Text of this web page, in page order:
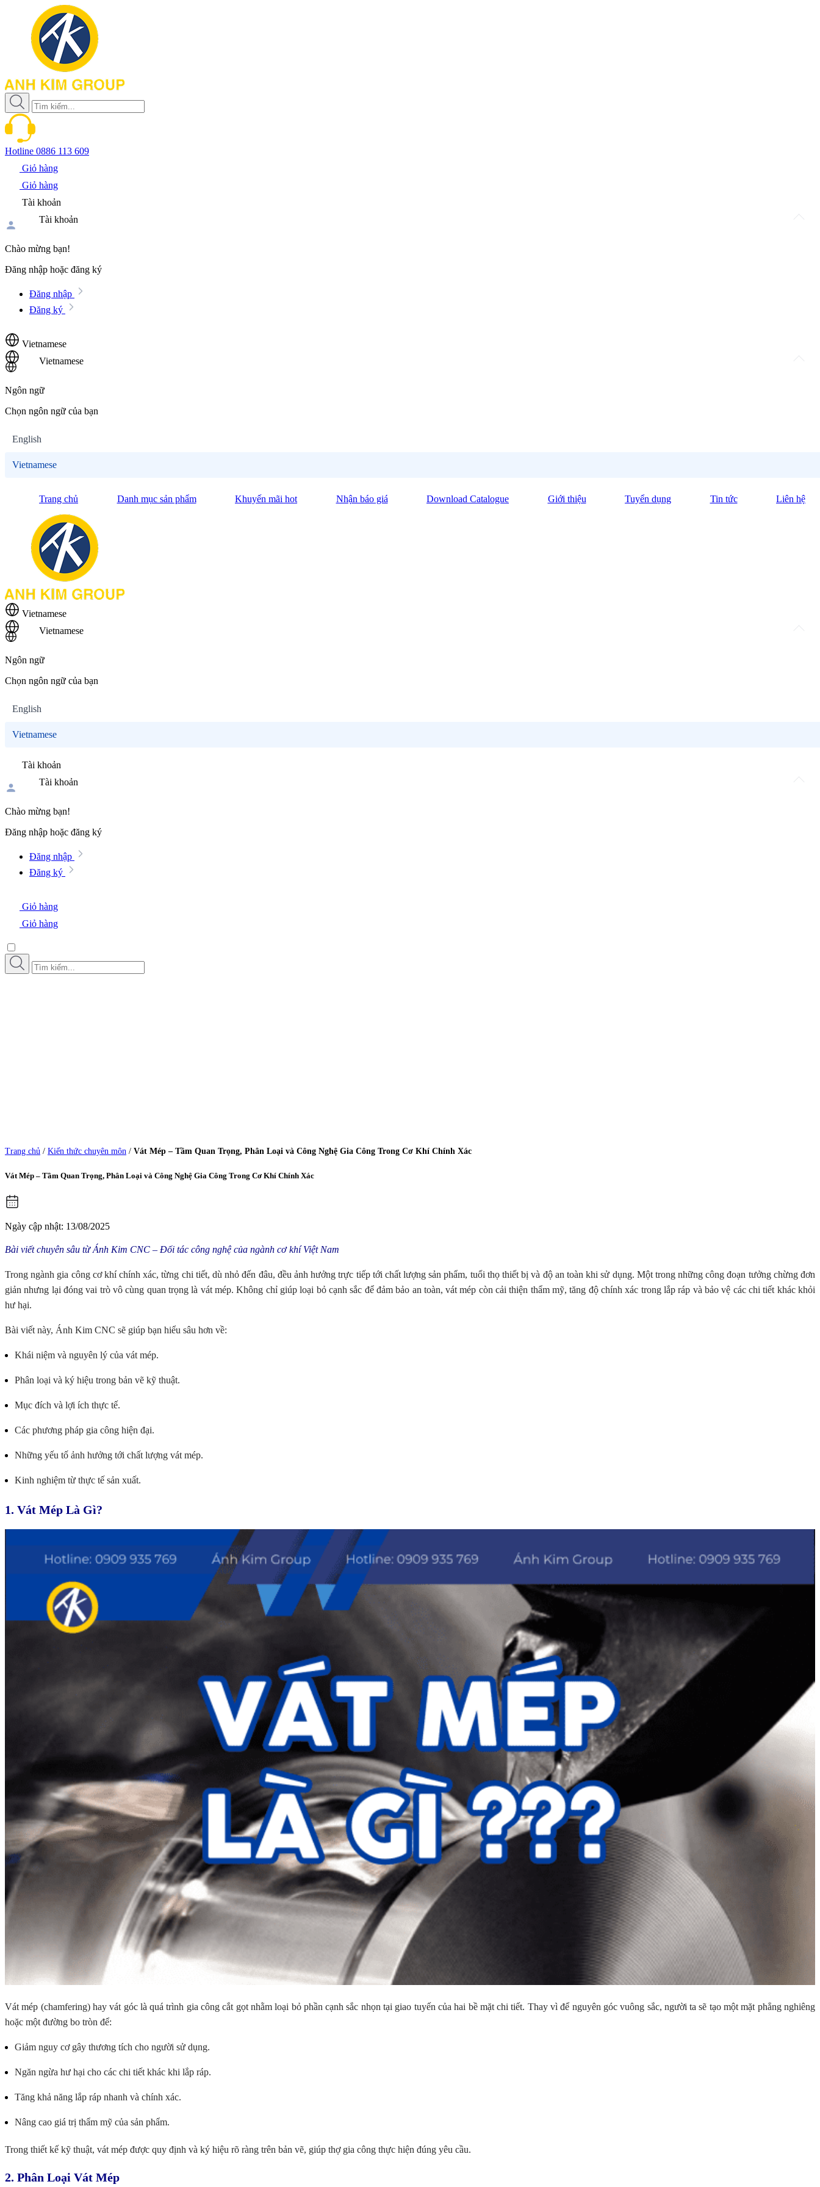
Hotline 0886 113 609
Giỏ hàng
Giỏ hàng
Tài khoản
Tài khoản
Chào mừng bạn!
Đăng nhập hoặc đăng ký
Đăng nhập
Đăng ký
Vietnamese
Vietnamese
Ngôn ngữ
Chọn ngôn ngữ của bạn
English
Vietnamese
Trang chủ Danh mục sản phẩm Khuyến mãi hot Nhận báo giá Download Catalogue Giới thiệu Tuyển dụng Tin tức Liên hệ
Vietnamese
Vietnamese
Ngôn ngữ
Chọn ngôn ngữ của bạn
English
Vietnamese
Tài khoản
Tài khoản
Chào mừng bạn!
Đăng nhập hoặc đăng ký
Đăng nhập
Đăng ký
Giỏ hàng
Giỏ hàng
Trang chủ / Kiến thức chuyên môn / Vát Mép – Tầm Quan Trọng, Phân Loại và Công Nghệ Gia Công Trong Cơ Khí Chính Xác
Vát Mép – Tầm Quan Trọng, Phân Loại và Công Nghệ Gia Công Trong Cơ Khí Chính Xác
Ngày cập nhật: 13/08/2025
Bài viết chuyên sâu từ Ánh Kim CNC – Đối tác công nghệ của ngành cơ khí Việt Nam
Trong ngành gia công cơ khí chính xác, từng chi tiết, dù nhỏ đến đâu, đều ảnh hưởng trực tiếp tới chất lượng sản phẩm, tuổi thọ thiết bị và độ an toàn khi sử dụng. Một trong những công đoạn tưởng chừng đơn
giản nhưng lại đóng vai trò vô cùng quan trọng là vát mép. Không chỉ giúp loại bỏ cạnh sắc để đảm bảo an toàn, vát mép còn cải thiện thẩm mỹ, tăng độ chính xác trong lắp ráp và bảo vệ các chi tiết khác khỏi
hư hại.
Bài viết này, Ánh Kim CNC sẽ giúp bạn hiểu sâu hơn về:
Khái niệm và nguyên lý của vát mép.
Phân loại và ký hiệu trong bản vẽ kỹ thuật.
Mục đích và lợi ích thực tế.
Các phương pháp gia công hiện đại.
Những yếu tố ảnh hưởng tới chất lượng vát mép.
Kinh nghiệm từ thực tế sản xuất.
1. Vát Mép Là Gì?
Vát mép (chamfering) hay vát góc là quá trình gia công cắt gọt nhằm loại bỏ phần cạnh sắc nhọn tại giao tuyến của hai bề mặt chi tiết. Thay vì để nguyên góc vuông sắc, người ta sẽ tạo một mặt phẳng nghiêng
hoặc một đường bo tròn để:
Giảm nguy cơ gây thương tích cho người sử dụng.
Ngăn ngừa hư hại cho các chi tiết khác khi lắp ráp.
Tăng khả năng lắp ráp nhanh và chính xác.
Nâng cao giá trị thẩm mỹ của sản phẩm.
Trong thiết kế kỹ thuật, vát mép được quy định và ký hiệu rõ ràng trên bản vẽ, giúp thợ gia công thực hiện đúng yêu cầu.
2. Phân Loại Vát Mép